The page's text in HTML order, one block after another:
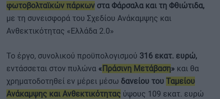
φωτοβολταϊκών πάρκων στα Φάρσαλα και τη Φθιώτιδα,
με τη συνεισφορά του Σχεδίου Ανάκαμψης και
Ανθεκτικότητας «Ελλάδα 2.0»
Το έργο, συνολικού προϋπολογισμού 316 εκατ. ευρώ,
εντάσσεται στον πυλώνα «Πράσινη Μετάβαση» και θα
χρηματοδοτηθεί εν μέρει μέσω δανείου του Ταμείου
Ανάκαμψης και Ανθεκτικότητας ύψους 109 εκατ. ευρώ